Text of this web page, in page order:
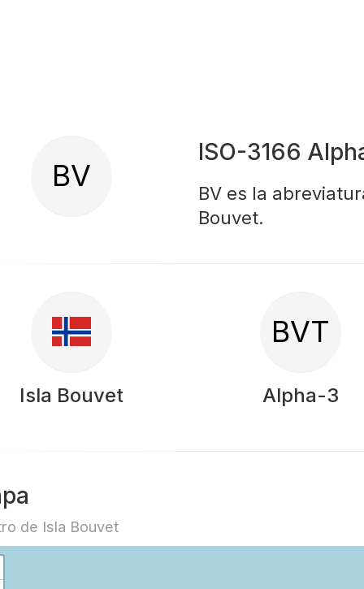
BV
ISO-3166
BV es la
Bouvet.
Isla Bouvet
BVT
Alpha-3
de Isla Bouvet